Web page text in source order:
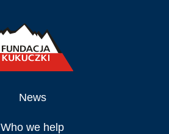
News
Who we help